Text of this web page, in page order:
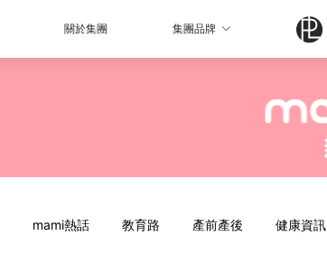
關於集團 集團品牌
mami熱話 教育路 產前產後 健康資訊